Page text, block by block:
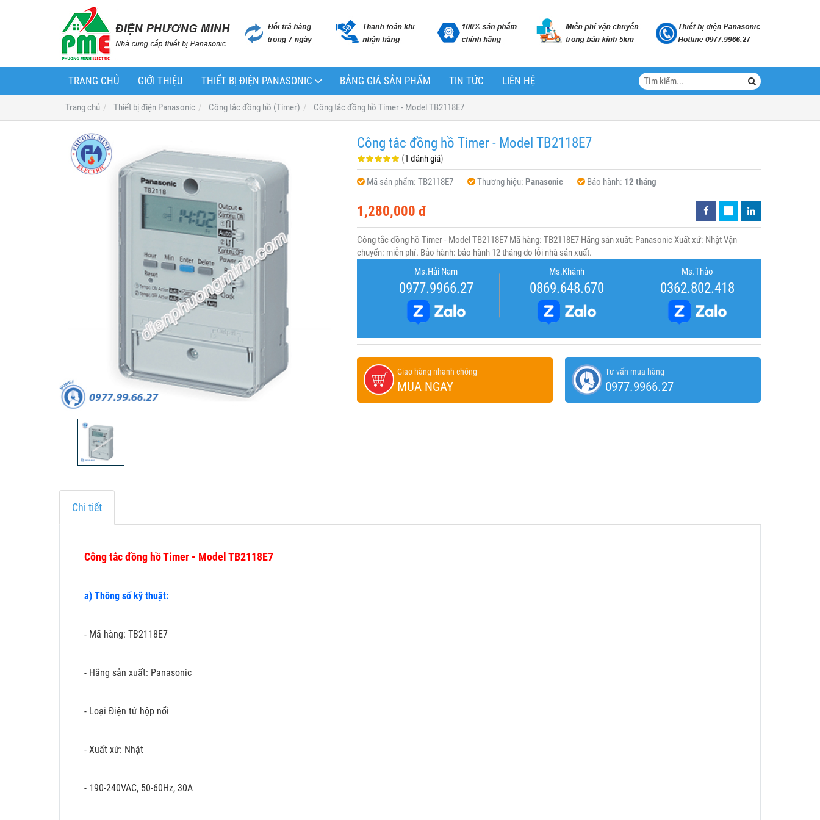
TRANG CHỦ GIỚI THIỆU THIẾT BỊ ĐIỆN PANASONIC BẢNG GIÁ SẢN PHẨM TIN TỨC LIÊN HỆ
Trang chủ Thiết bị điện Panasonic Công tắc đồng hồ (Timer) Công tắc đồng hồ Timer - Model TB2118E7
Công tắc đồng hồ Timer - Model TB2118E7
(1 đánh giá)
Mã sản phẩm: TB2118E7 Thương hiệu: Panasonic Bảo hành: 12 tháng
1,280,000 đ
Công tắc đồng hồ Timer - Model TB2118E7 Mã hàng: TB2118E7 Hãng sản xuất: Panasonic Xuất xứ: Nhật Vận
chuyển: miễn phí. Bảo hành: bảo hành 12 tháng do lỗi nhà sản xuất.
Ms.Hải Nam
0977.9966.27
Ms.Khánh
0869.648.670
Ms.Thảo
0362.802.418
Giao hàng nhanh chóng
MUA NGAY
Tư vấn mua hàng
0977.9966.27
Chi tiết
Công tắc đồng hồ Timer - Model TB2118E7
a) Thông số kỹ thuật:
- Mã hàng: TB2118E7
- Hãng sản xuất: Panasonic
- Loại Điện tử hộp nổi
- Xuất xứ: Nhật
- 190-240VAC, 50-60Hz, 30A